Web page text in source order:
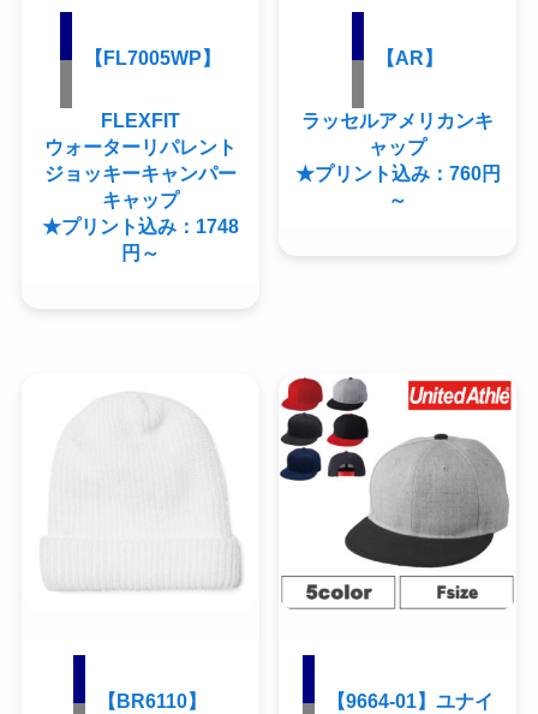
【FL7005WP】
FLEXFIT
ウォーターリパレント
ジョッキーキャンパー
キャップ
★プリント込み：1748
円～
【AR】
ラッセルアメリカンキ
ャップ
★プリント込み：760円
～
【BR6110】 【9664-01】ユナイ